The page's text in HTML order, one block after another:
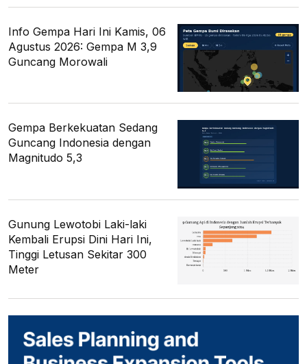
Info Gempa Hari Ini Kamis, 06
Agustus 2026: Gempa M 3,9
Guncang Morowali
Gempa Berkekuatan Sedang
Guncang Indonesia dengan
Magnitudo 5,3
Gunung Lewotobi Laki-laki
Kembali Erupsi Dini Hari Ini,
Tinggi Letusan Sekitar 300
Meter